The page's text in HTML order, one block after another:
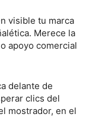
visible tu marca
Merece la
apoyo comercial
delante de
clics del
mostrador, en el